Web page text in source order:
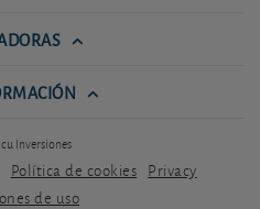
Inversiones
Política de cookies Privacy
de uso